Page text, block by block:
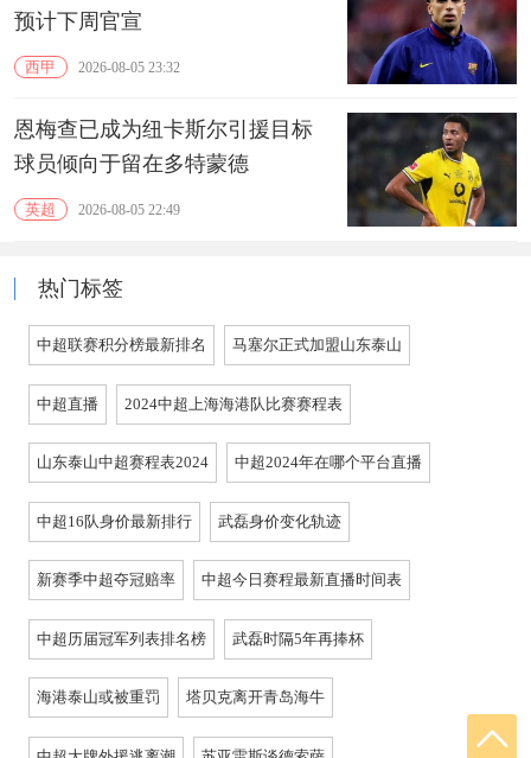
预计下周官宣
西甲 2026-08-05 23:32
恩梅查已成为纽卡斯尔引援目标
球员倾向于留在多特蒙德
英超 2026-08-05 22:49
热门标签
中超联赛积分榜最新排名 马塞尔正式加盟山东泰山
中超直播 2024中超上海海港队比赛赛程表
山东泰山中超赛程表2024 中超2024年在哪个平台直播
中超16队身价最新排行 武磊身价变化轨迹
新赛季中超夺冠赔率 中超今日赛程最新直播时间表
中超历届冠军列表排名榜 武磊时隔5年再捧杯
海港泰山或被重罚 塔贝克离开青岛海牛